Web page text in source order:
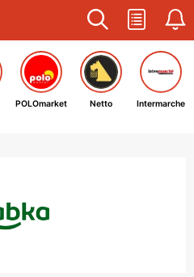
POLOmarket Netto Intermarche